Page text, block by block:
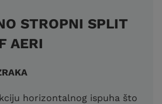
STROPNI SPLIT
AERI
horizontalnog ispuha što